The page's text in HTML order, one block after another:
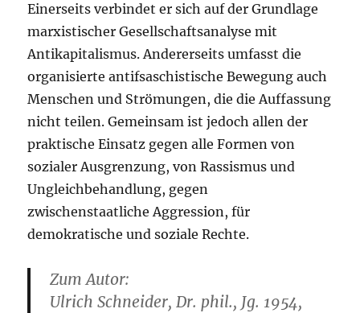
Einerseits verbindet er sich auf der Grundlage
marxistischer Gesellschaftsanalyse mit
Antikapitalismus. Andererseits umfasst die
organisierte antifsaschistische Bewegung auch
Menschen und Strömungen, die die Auffassung
nicht teilen. Gemeinsam ist jedoch allen der
praktische Einsatz gegen alle Formen von
sozialer Ausgrenzung, von Rassismus und
Ungleichbehandlung, gegen
zwischenstaatliche Aggression, für
demokratische und soziale Rechte.
Zum Autor:
Ulrich Schneider, Dr. phil., Jg. 1954,